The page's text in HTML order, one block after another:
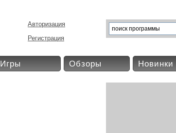
Авторизация
Регистрация
Игры Обзоры Новинки